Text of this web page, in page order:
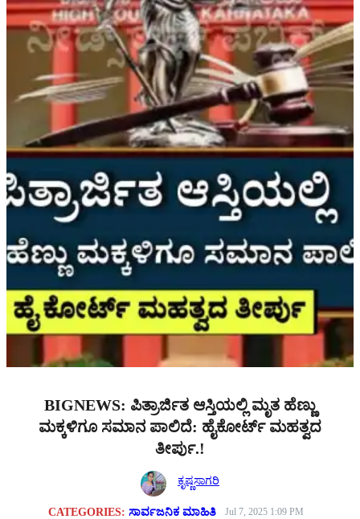
BIGNEWS: ಪಿತ್ರಾರ್ಜಿತ ಆಸ್ತಿಯಲ್ಲಿ ಮೃತ ಹೆಣ್ಣು
ಮಕ್ಕಳಿಗೂ ಸಮಾನ ಪಾಲಿದೆ: ಹೈಕೋರ್ಟ್ ಮಹತ್ವದ
ತೀರ್ಪು.!
ಕೃಷ್ಣಸಾಗರಿ
CATEGORIES: ಸಾರ್ವಜನಿಕ ಮಾಹಿತಿ Jul 7, 2025 1:09 PM